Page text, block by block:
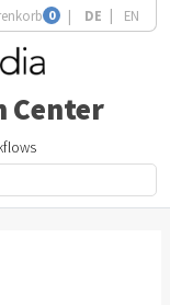
0 DE EN
Center